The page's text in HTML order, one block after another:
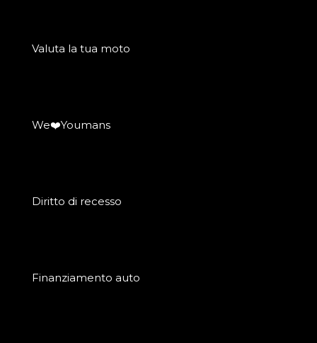
Valuta la tua moto
We❤️Youmans
Diritto di recesso
Finanziamento auto